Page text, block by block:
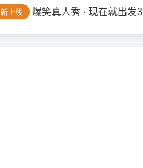
新上线 爆笑真人秀 · 现在就出发3